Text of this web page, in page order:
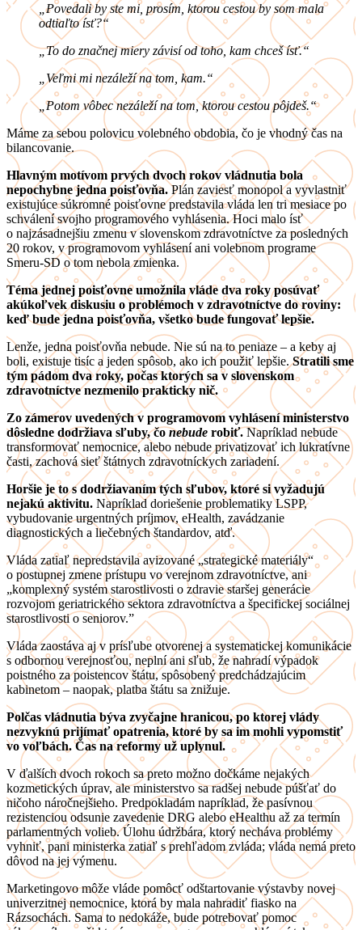
„Povedali by ste mi, prosím, ktorou cestou by som mala
odtiaľto ísť?“
„To do značnej miery závisí od toho, kam chceš ísť.“
„Veľmi mi nezáleží na tom, kam.“
„Potom vôbec nezáleží na tom, ktorou cestou pôjdeš.“
Máme za sebou polovicu volebného obdobia, čo je vhodný čas na
bilancovanie.
Hlavným motívom prvých dvoch rokov vládnutia bola
nepochybne jedna poisťovňa.Plán zaviesť monopol a vyvlastniť
existujúce súkromné poisťovne predstavila vláda len tri mesiace po
schválení svojho programového vyhlásenia. Hoci malo ísť
o najzásadnejšiu zmenu v slovenskom zdravotníctve za posledných
20 rokov, v programovom vyhlásení ani volebnom programe
Smeru-SD o tom nebola zmienka.
Téma jednej poisťovne umožnila vláde dva roky posúvať
akúkoľvek diskusiu o problémoch v zdravotníctve do roviny:
keď bude jedna poisťovňa, všetko bude fungovať lepšie.
Lenže, jedna poisťovňa nebude. Nie sú na to peniaze – a keby aj
boli, existuje tisíc a jeden spôsob, ako ich použiť lepšie.Stratili sme
tým pádom dva roky, počas ktorých sa v slovenskom
zdravotníctve nezmenilo prakticky nič.
Zo zámerov uvedených v programovom vyhlásení ministerstvo
dôsledne dodržiava sľuby, čonebude robiť.Napríklad nebude
transformovať nemocnice, alebo nebude privatizovať ich lukratívne
časti, zachová sieť štátnych zdravotníckych zariadení.
Horšie je to s dodržiavaním tých sľubov, ktoré si vyžadujú
nejakú aktivitu. Napríklad doriešenie problematiky LSPP,
vybudovanie urgentných príjmov, eHealth, zavádzanie
diagnostických a liečebných štandardov, atď.
Vláda zatiaľ nepredstavila avizované „strategické materiály“
o postupnej zmene prístupu vo verejnom zdravotníctve, ani
„komplexný systém starostlivosti o zdravie staršej generácie
rozvojom geriatrického sektora zdravotníctva a špecifickej sociálnej
starostlivosti o seniorov.”
Vláda zaostáva aj v prísľube otvorenej a systematickej komunikácie
s odbornou verejnosťou, neplní ani sľub, že nahradí výpadok
poistného za poistencov štátu, spôsobený predchádzajúcim
kabinetom – naopak, platba štátu sa znižuje.
Polčas vládnutia býva zvyčajne hranicou, po ktorej vlády
nezvyknú prijímať opatrenia, ktoré by sa im mohli vypomstiť
vo voľbách. Čas na reformy už uplynul.
V ďalších dvoch rokoch sa preto možno dočkáme nejakých
kozmetických úprav, ale ministerstvo sa radšej nebude púšťať do
ničoho náročnejšieho. Predpokladám napríklad, že pasívnou
rezistenciou odsunie zavedenie DRG alebo eHealthu až za termín
parlamentných volieb. Úlohu údržbára, ktorý necháva problémy
vyhniť, pani ministerka zatiaľ s prehľadom zvláda; vláda nemá preto
dôvod na jej výmenu.
Marketingovo môže vláde pomôcť odštartovanie výstavby novej
univerzitnej nemocnice, ktorá by mala nahradiť fiasko na
Rázsochách. Sama to nedokáže, bude potrebovať pomoc